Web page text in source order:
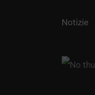
Notizie